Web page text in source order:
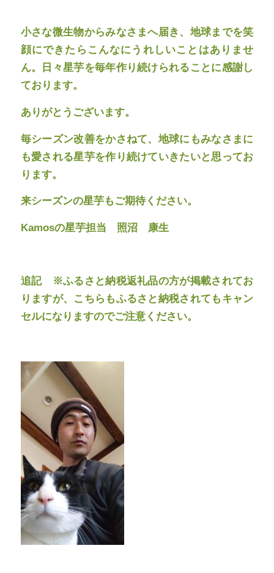
小さな微生物からみなさまへ届き、地球までを笑
顔にできたらこんなにうれしいことはありませ
ん。日々星芋を毎年作り続けられることに感謝し
ております。
ありがとうございます。
毎シーズン改善をかさねて、地球にもみなさまに
も愛される星芋を作り続けていきたいと思ってお
ります。
来シーズンの星芋もご期待ください。
Kamosの星芋担当 照沼 康生
追記 ※ふるさと納税返礼品の方が掲載されてお
りますが、こちらもふるさと納税されてもキャン
セルになりますのでご注意ください。